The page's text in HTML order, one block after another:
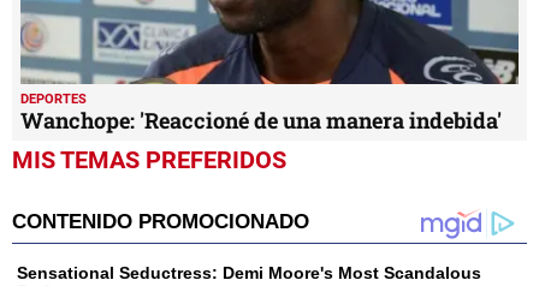
DEPORTES
Wanchope: 'Reaccioné de una manera indebida'
MIS TEMAS PREFERIDOS